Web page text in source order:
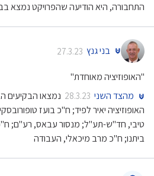
התחבורה, היא הודיעה שהפרויקט נמצא
בני גנץ 27.3.23
"האופוזיציה מאוחדת"
מהצד השני 28.3.23 נמצאו הבקיעים
האופוזיציה יאיר לפיד; ח"כ בועז
טיבי, חד"ש-תע"ל; מנסור עבאס, רע"ם;
ביתנו; ח"כ מרב מיכאלי, העבודה